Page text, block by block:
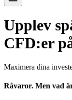
Upplev
CFD:er
Maximera dina
Råvaror. Men vad